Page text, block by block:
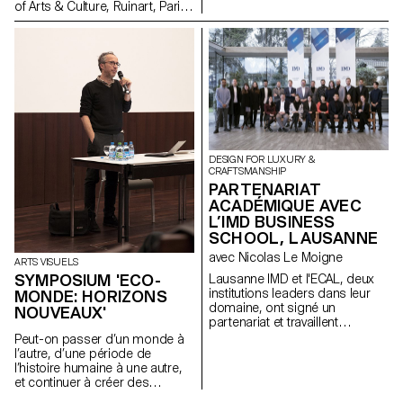
complex tissues of
relationships and power
relations that makes (and
destroys) a community. But
fundamentally there is almost
no solidarity within the artists.
Ta’ârof continually questions
hierarchy, be it the artist
towards other artists, the artist
towards the spectator and so
on. Ta’ârof plays the game of
an ideal society, like art, where
the artist is benevolent and
humble towards the spectator.
Ta’ârof shows that every word
always tends to have a hidden
desire.
of Arts & Culture, Ruinart, Paris
Kieron Marchese Executive
ARTS VISUELS
SYMPOSIUM 'ECO-
MONDE: HORIZONS
NOUVEAUX'
Peut-on passer d’un monde à
l’autre, d’une période de
l’histoire humaine à une autre,
et continuer à créer des
DESIGN FOR LUXURY &
CRAFTSMANSHIP
PARTENARIAT
ACADÉMIQUE AVEC
L’IMD BUSINESS
SCHOOL, LAUSANNE
avec Nicolas Le Moigne
Lausanne IMD et l'ECAL, deux
institutions leaders dans leur
domaine, ont signé un
partenariat et travaillent